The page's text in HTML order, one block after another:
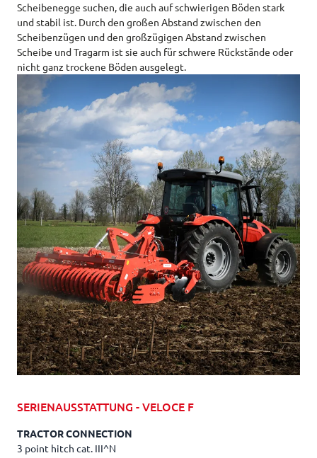
Scheibenegge suchen, die auch auf schwierigen Böden stark
und stabil ist. Durch den großen Abstand zwischen den
Scheibenzügen und den großzügigen Abstand zwischen
Scheibe und Tragarm ist sie auch für schwere Rückstände oder
nicht ganz trockene Böden ausgelegt.
SERIENAUSSTATTUNG - VELOCE F
TRACTOR CONNECTION
3 point hitch cat. III^N